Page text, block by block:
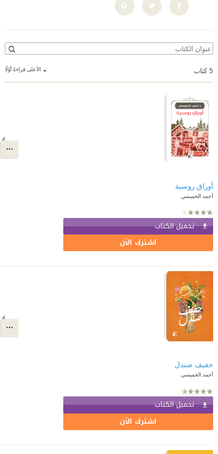
الأعلى قراءةً أوّلًا 5 كتاب
أوراق روسية
أحمد الخميسي
تحميل الكتاب
اشترك الآن
حفيف صندل
أحمد الخميسي
تحميل الكتاب
اشترك الآن